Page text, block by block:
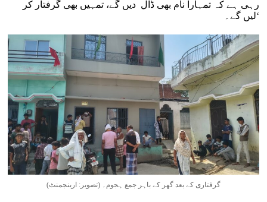
رہی ہے کہ تمہارا نام بھی ڈال دیں گے، تمہیں بھی گرفتار کر
لیں گے۔‘
گرفتاری کے بعد گھر کے باہر جمع ہجوم۔ (تصویر: ارینجمنٹ)